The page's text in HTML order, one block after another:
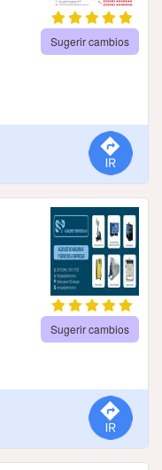
Sugerir cambios
Sugerir cambios